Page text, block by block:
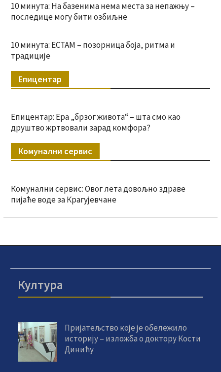
10 минута: На базенима нема места за непажњу –
последице могу бити озбиљне
10 минута: ЕСТАМ – позорница боја, ритма и
традиције
Епицентар
Епицентар: Ера „брзог живота“ – шта смо као
друштво жртвовали зарад комфора?
Комунални сервис
Комунални сервис: Овог лета довољно здраве
пијаће воде за Крагујевчане
Култура
Пријатељство које је обележило
историју – изложба о доктору Кости
Динићу